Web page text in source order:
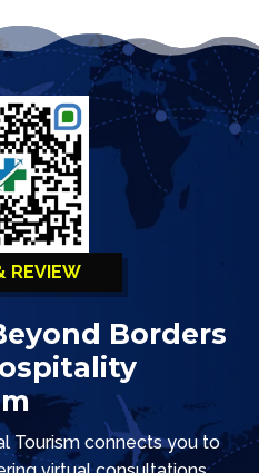
REVIEW
Borders
Tourism connects you to